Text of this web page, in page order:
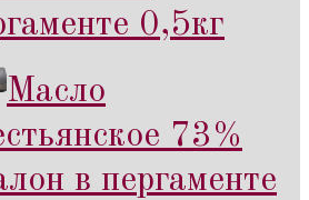
0,5кг
Масло
73%
в пергаменте